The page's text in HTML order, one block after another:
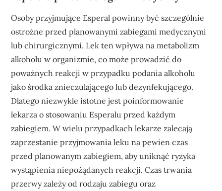
Osoby przyjmujące Esperal powinny być szczególnie
ostrożne przed planowanymi zabiegami medycznymi
lub chirurgicznymi. Lek ten wpływa na metabolizm
alkoholu w organizmie, co może prowadzić do
poważnych reakcji w przypadku podania alkoholu
jako środka znieczulającego lub dezynfekującego.
Dlatego niezwykle istotne jest poinformowanie
lekarza o stosowaniu Esperalu przed każdym
zabiegiem. W wielu przypadkach lekarze zalecają
zaprzestanie przyjmowania leku na pewien czas
przed planowanym zabiegiem, aby uniknąć ryzyka
wystąpienia niepożądanych reakcji. Czas trwania
przerwy zależy od rodzaju zabiegu oraz